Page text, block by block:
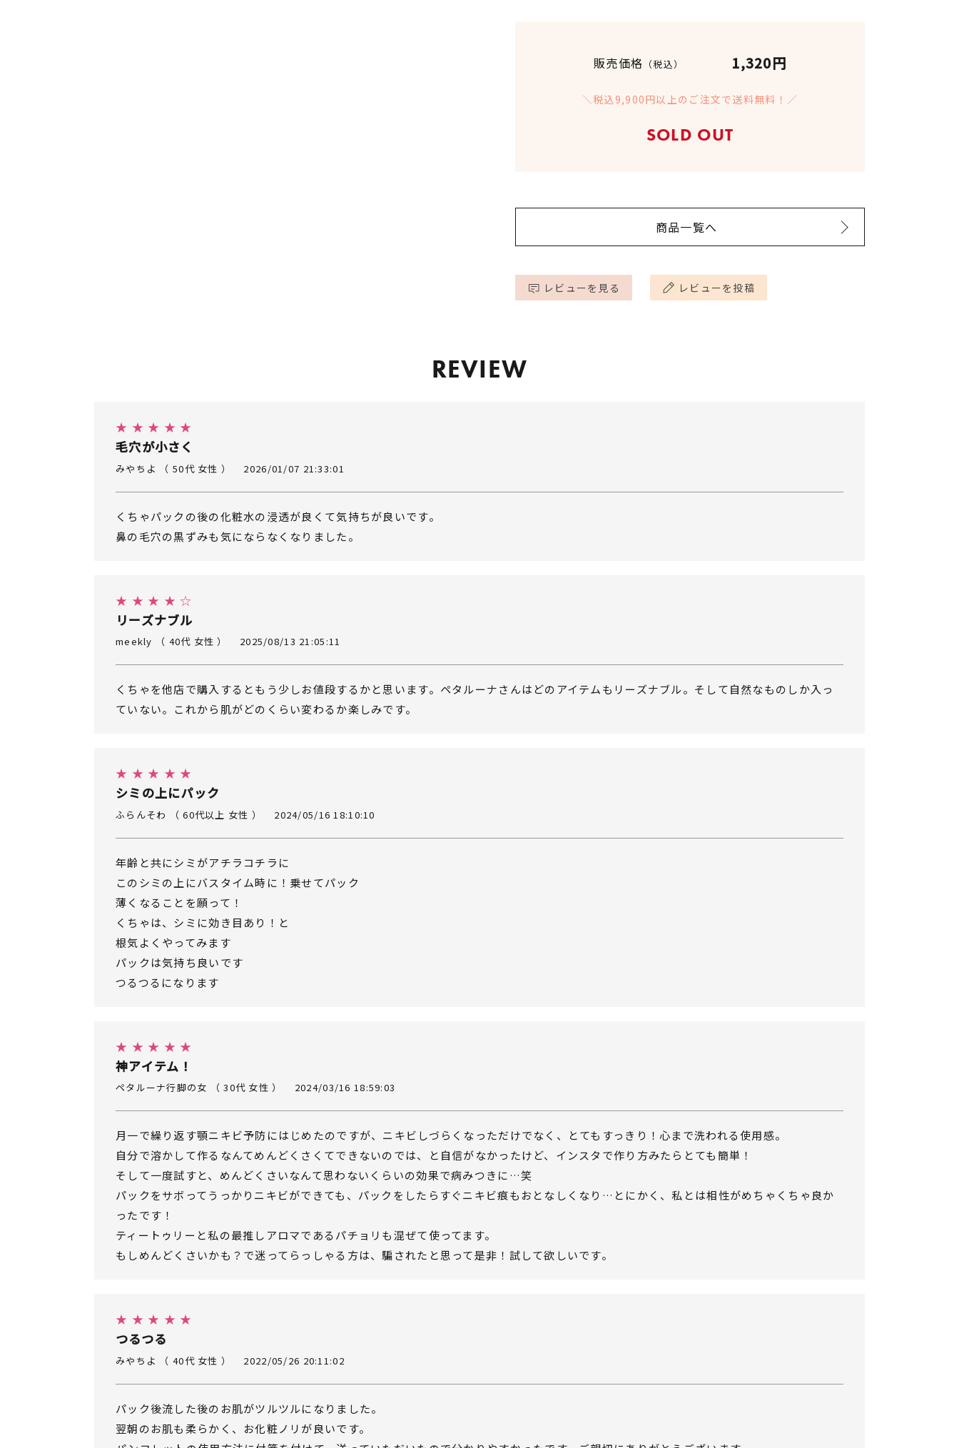
したい目的があれば、1週間毎日パックを継続し2週間目は
1日お休みをとり、2日目からまた再開というように7日パ
※作ったくちゃパックは、その日で使い切ってください。
▼クラリセージ 5ml
https://www.petaluna.com/?pid=18790475
https://www.instagram.com/p/CefPtAGvsAc/?
https://www.petaluna.com/?
mode=cate&cbid=2784522&csid=2
▼ゼラニウム 5ml
https://www.petaluna.com/?pid=18790540
https://www.petaluna.com/?
mode=cate&cbid=2784522&csid=2
くちゃ
日本（沖縄県）
販売価格 （税込） 1,320円
＼税込9,900円以上のご注文で送料無料！／
SOLD OUT
商品一覧へ
レビューを見る レビューを投稿
REVIEW
★ ★ ★ ★ ★
毛穴が小さく
みやちよ （ 50代 女性 ） 2026/01/07 21:33:01
くちゃパックの後の化粧水の浸透が良くて気持ちが良いです。
鼻の毛穴の黒ずみも気にならなくなりました。
★ ★ ★ ★ ☆
リーズナブル
meekly （ 40代 女性 ） 2025/08/13 21:05:11
くちゃを他店で購入するともう少しお値段するかと思います。ペタルーナさんはどのアイテムもリーズナブル。そして自然なものしか入っ
ていない。これから肌がどのくらい変わるか楽しみです。
★ ★ ★ ★ ★
シミの上にパック
ふらんそわ （ 60代以上 女性 ） 2024/05/16 18:10:10
年齢と共にシミがアチラコチラに
このシミの上にバスタイム時に！乗せてパック
薄くなることを願って！
くちゃは、シミに効き目あり！と
根気よくやってみます
パックは気持ち良いです
つるつるになります
★ ★ ★ ★ ★
神アイテム！
ペタルーナ行脚の女 （ 30代 女性 ） 2024/03/16 18:59:03
月一で繰り返す顎ニキビ予防にはじめたのですが、ニキビしづらくなっただけでなく、とてもすっきり！心まで洗われる使用感。
自分で溶かして作るなんてめんどくさくてできないのでは、と自信がなかったけど、インスタで作り方みたらとても簡単！
そして一度試すと、めんどくさいなんて思わないくらいの効果で病みつきに…笑
パックをサボってうっかりニキビができても、パックをしたらすぐニキビ痕もおとなしくなり…とにかく、私とは相性がめちゃくちゃ良か
ったです！
ティートゥリーと私の最推しアロマであるパチョリも混ぜて使ってます。
もしめんどくさいかも？で迷ってらっしゃる方は、騙されたと思って是非！試して欲しいです。
★ ★ ★ ★ ★
つるつる
みやちよ （ 40代 女性 ） 2022/05/26 20:11:02
パック後流した後のお肌がツルツルになりました。
翌朝のお肌も柔らかく、お化粧ノリが良いです。